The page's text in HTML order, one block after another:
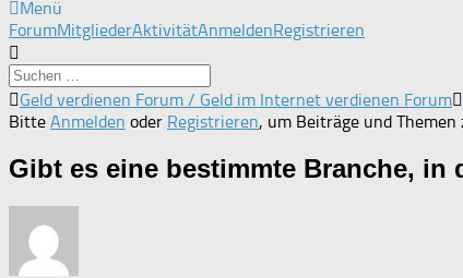
Menü
Forum-
Navigation
ForumMitgliederAktivitätAnmeldenRegistrieren
Forum-
Breadcrumbs
Du
bist
Geld verdienen Forum / Geld im Internet verdienen Forum
Bitte Anmelden oder Registrieren, um Beiträge und Themen
Gibt es eine bestimmte Branche, in